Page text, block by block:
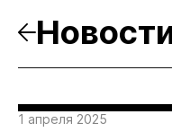
1 апреля 2025